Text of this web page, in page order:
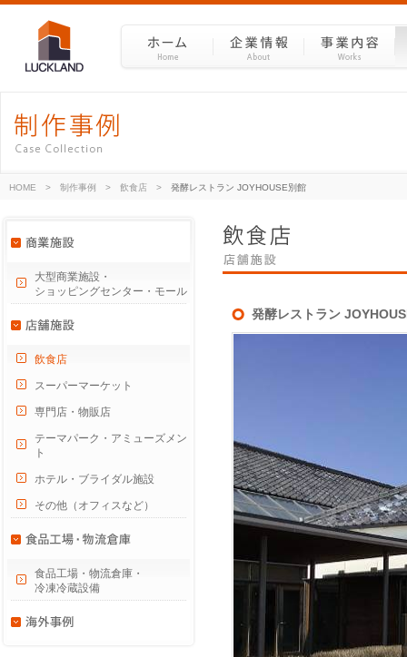
HOME > 制作事例 > 飲食店 > 発酵レストラン JOYHOUSE別館
発酵レストラン
大型商業施設・
ショッピングセンター・モール
飲食店
スーパーマーケット
専門店・物販店
テーマパーク・アミューズメン
ト
ホテル・ブライダル施設
その他（オフィスなど）
食品工場・物流倉庫・
冷凍冷蔵設備